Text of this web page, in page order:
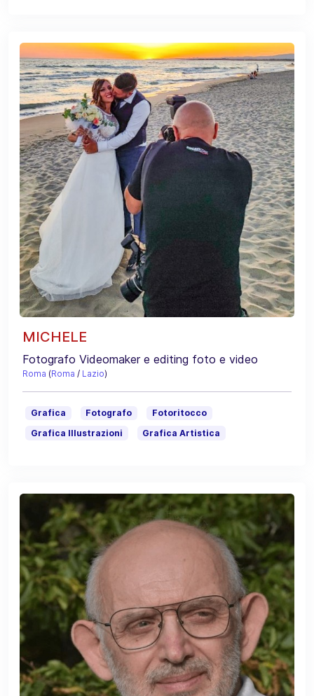
MICHELE
Fotografo Videomaker e editing foto e video
Roma (Roma / Lazio)
Grafica Fotografo
Fotoritocco
Grafica Illustrazioni
Grafica Artistica